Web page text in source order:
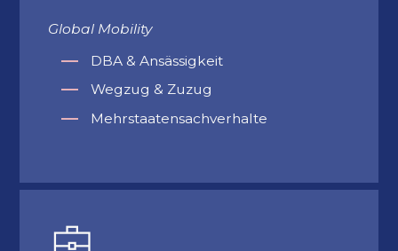
Global Mobility
DBA & Ansässigkeit
Wegzug & Zuzug
Mehrstaatensachverhalte